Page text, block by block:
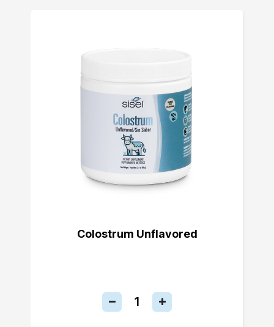
Colostrum Unflavored